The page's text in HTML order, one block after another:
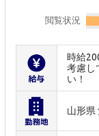
閲覧状況
時給
考慮し
い！
山形県